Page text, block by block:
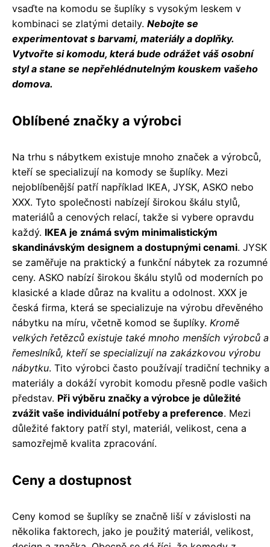
vsaďte na komodu se šuplíky s vysokým leskem v
kombinaci se zlatými detaily. Nebojte se
experimentovat s barvami, materiály a doplňky.
Vytvořte si komodu, která bude odrážet váš osobní
styl a stane se nepřehlédnutelným kouskem vašeho
domova.
Oblíbené značky a výrobci
Na trhu s nábytkem existuje mnoho značek a výrobců,
kteří se specializují na komody se šuplíky. Mezi
nejoblíbenější patří například IKEA, JYSK, ASKO nebo
XXX. Tyto společnosti nabízejí širokou škálu stylů,
materiálů a cenových relací, takže si vybere opravdu
každý. IKEA je známá svým minimalistickým
skandinávským designem a dostupnými cenami. JYSK
se zaměřuje na praktický a funkční nábytek za rozumné
ceny. ASKO nabízí širokou škálu stylů od moderních po
klasické a klade důraz na kvalitu a odolnost. XXX je
česká firma, která se specializuje na výrobu dřevěného
nábytku na míru, včetně komod se šuplíky. Kromě
velkých řetězců existuje také mnoho menších výrobců a
řemeslníků, kteří se specializují na zakázkovou výrobu
nábytku. Tito výrobci často používají tradiční techniky a
materiály a dokáží vyrobit komodu přesně podle vašich
představ. Při výběru značky a výrobce je důležité
zvážit vaše individuální potřeby a preference. Mezi
důležité faktory patří styl, materiál, velikost, cena a
samozřejmě kvalita zpracování.
Ceny a dostupnost
Ceny komod se šuplíky se značně liší v závislosti na
několika faktorech, jako je použitý materiál, velikost,